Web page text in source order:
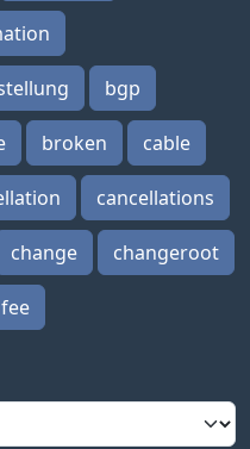
bgp
broken cable
cancellations
change changeroot